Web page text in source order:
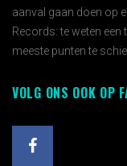
aanval gaan doen op
Records: te weten
meeste punten te
VOLG ONS OOK OP